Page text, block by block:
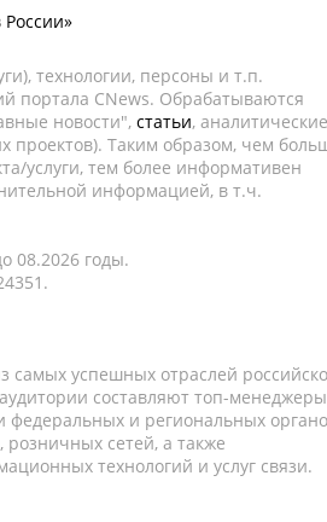
технологии, персоны и т.п.
портала CNews. Обрабатываются
новости", статьи, аналитические
проектов). Таким образом, чем
услуги, тем более информативен
информацией, в т.ч.
08.2026 годы.
самых успешных отраслей
составляют топ-
и региональных
сетей, а также
технологий и услуг связи.